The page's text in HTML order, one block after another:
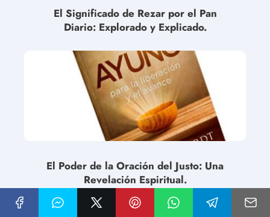
El Significado de Rezar por el Pan
Diario: Explorado y Explicado.
El Poder de la Oración del Justo: Una
Revelación Espiritual.